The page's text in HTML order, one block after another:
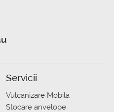
Servicii
Vulcanizare Mobila
Stocare anvelope